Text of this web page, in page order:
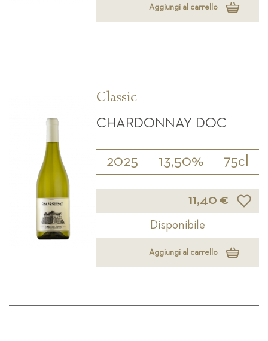
Aggiungi al carrello
Classic
CHARDONNAY DOC
2025 13,50% 75cl
11,40 € Lista
Disponibile
Aggiungi al carrello